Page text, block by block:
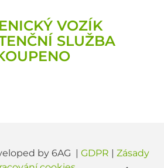
VOZÍK
SLUŽBA
by 6AG | GDPR | Zásady